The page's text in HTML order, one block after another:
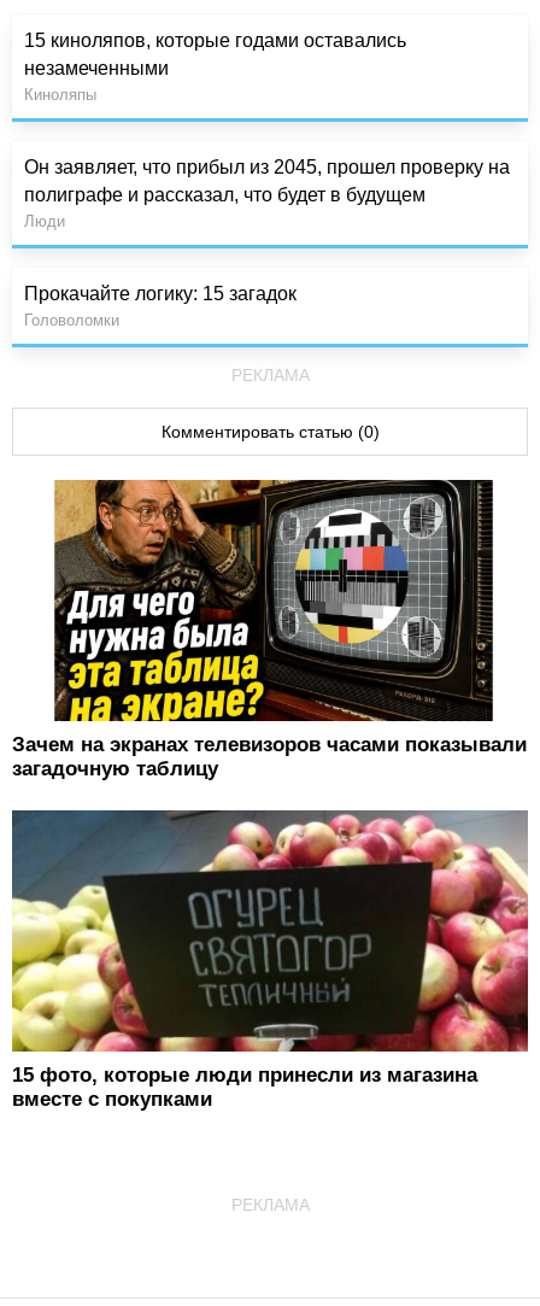
15 киноляпов, которые годами оставались
незамеченными
Киноляпы
Он заявляет, что прибыл из 2045, прошел проверку на
полиграфе и рассказал, что будет в будущем
Люди
Прокачайте логику: 15 загадок
Головоломки
РЕКЛАМА
Комментировать статью (0)
Зачем на экранах телевизоров часами показывали
загадочную таблицу
15 фото, которые люди принесли из магазина
вместе с покупками
РЕКЛАМА